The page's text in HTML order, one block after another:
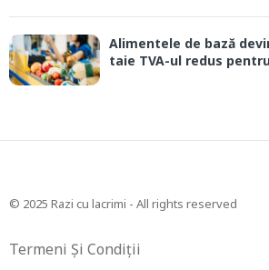
Alimentele de bază
taie TVA-ul redus
© 2025 Razi cu lacrimi - All rights reserved
Termeni Și Condiții